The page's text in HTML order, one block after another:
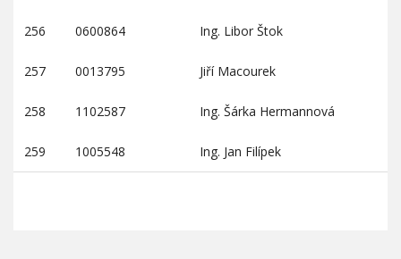
256 0600864 Ing. Libor Štok
257 0013795 Jiří Macourek
258 1102587 Ing. Šárka Hermannová
259 1005548 Ing. Jan Filípek